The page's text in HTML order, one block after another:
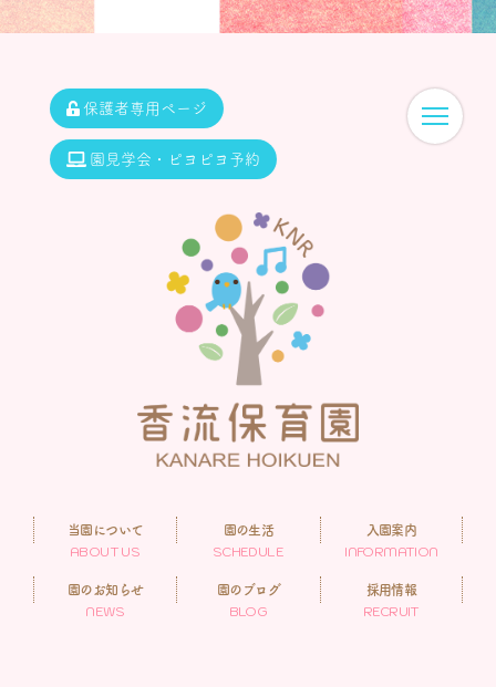
保護者専用ページ
園見学会・ピヨピヨ予約
当園について
ABOUT US
園の生活
SCHEDULE
入園案内
INFORMATION
園のお知らせ
NEWS
園のブログ
BLOG
採用情報
RECRUIT